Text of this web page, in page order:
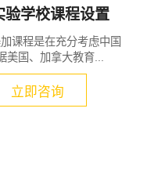
验学校课程设置
美国、加拿大教育...
立即咨询